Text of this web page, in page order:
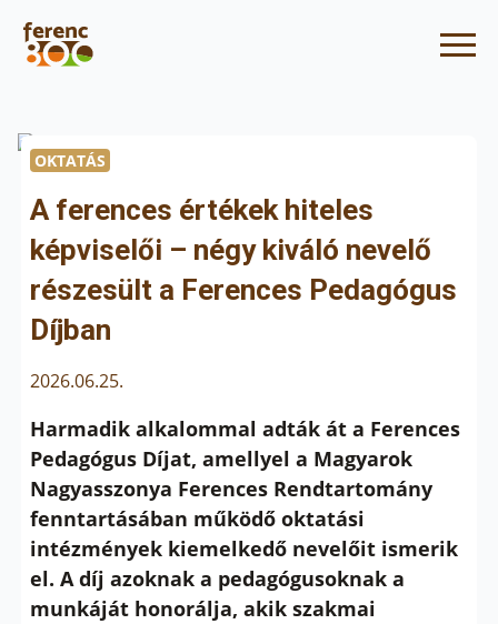
OKTATÁS
A ferences értékek hiteles
képviselői – négy kiváló nevelő
részesült a Ferences Pedagógus
Díjban
2026.06.25.
Harmadik alkalommal adták át a Ferences
Pedagógus Díjat, amellyel a Magyarok
Nagyasszonya Ferences Rendtartomány
fenntartásában működő oktatási
intézmények kiemelkedő nevelőit ismerik
el. A díj azoknak a pedagógusoknak a
munkáját honorálja, akik szakmai